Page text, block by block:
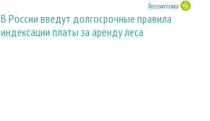
Лесозаготовка
В России введут долгосрочные правила
индексации платы за аренду леса